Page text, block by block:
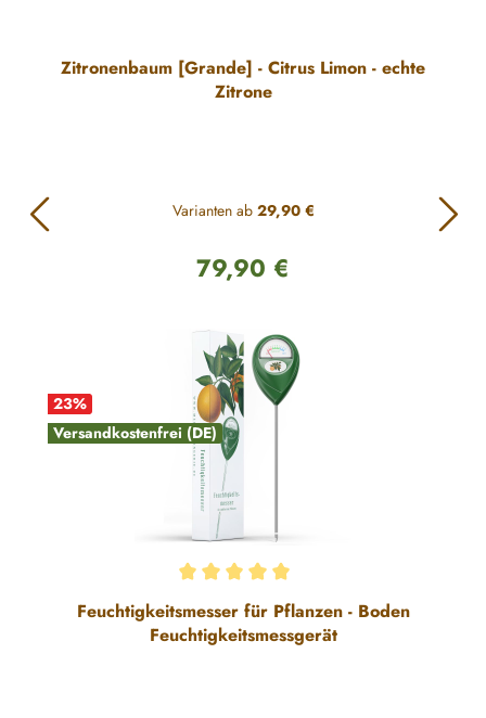
Zitronenbaum [Grande] - Citrus Limon - echte
Zitrone
Varianten ab29,90 €
Regulärer Preis:
79,90 €
23%
Versandkostenfrei (DE)
Durchschnittliche Bewertung von 5 von 5 Sternen
Feuchtigkeitsmesser für Pflanzen - Boden
Feuchtigkeitsmessgerät